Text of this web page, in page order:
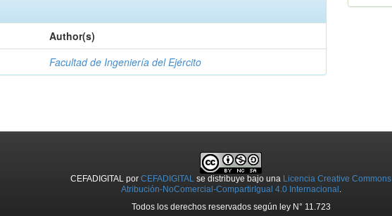
Author(s)
Facultad de Ingeniería del Ejército
CEFADIGITAL porCEFADIGITAL se distribuye bajo una Licencia Creative Commons
Atribución-NoComercial-CompartirIgual 4.0 Internacional .
Todos los derechos reservados según ley N° 11.723